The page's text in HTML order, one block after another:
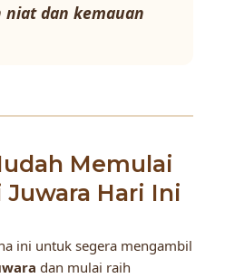
dan kemauan
Memulai
Juwara Hari Ini
ini untuk segera mengambil
dan mulai raih